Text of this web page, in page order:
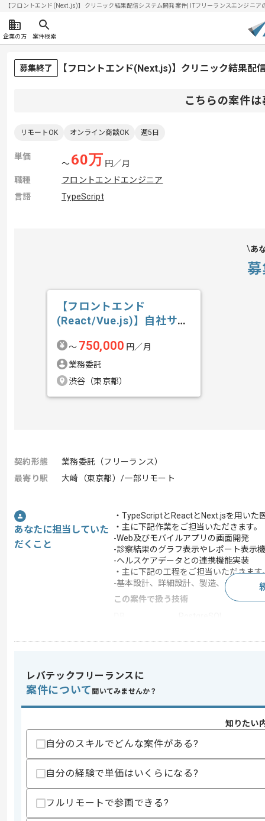
【フロントエンド(Next.js)】クリニック結果配信システム開発案件| ITフリーランスエンジニ
企業の方 案件検索
募集終了 【フロントエンド(Next.js)】クリニック結果配
こちらの案件
リモートOK オンライン商談OK 週5日
単価
〜60万 円／月
職種
フロントエンドエンジニア
言語
TypeScript
あ
【フロントエンド
(React/Vue.js)】自社サー
〜 750,000 円／月
業務委託
渋谷（東京都）
契約形態
業務委託（フリーランス）
最寄り駅
大崎（東京都）/一部リモート
あなたに担当していた
だくこと
・TypeScriptとReactとNext.jsを用いた
・主に下記作業をご担当いただきます
-Web及びモバイルアプリの画面開発
-診察結果のグラフ表示やレポート表
-ヘルスケアデータとの連携機能実装
・主に下記の工程をご担当いただきま
-基本設計、詳細設計、製造、テスト
この案件で扱う技術
開発ツール
この案件のポイント
業界
医療･福祉
特徴
参画実績あり , 20代活
スキル
求めるスキル
・Next.jsとAppRouterを用いた開発実務
レバテックフリーランスに
案件について 聞いてみませんか？
知りたい
自分のスキルでどんな案件がある?
自分の経験で単価はいくらになる?
フルリモートで参画できる?